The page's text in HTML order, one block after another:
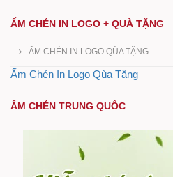
ẤM CHÉN IN LOGO + QUÀ TẶNG
ẤM CHÉN IN LOGO QÙA TẶNG
Ấm Chén In Logo Qùa Tặng
ẤM CHÉN TRUNG QUỐC